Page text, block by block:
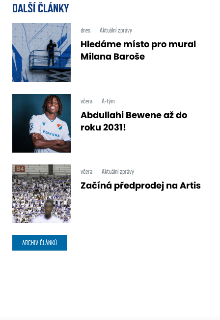
DALŠÍ ČLÁNKY
dnes Aktuální zprávy
Hledáme místo pro mural
Milana Baroše
včera A-tým
Abdullahi Bewene až do
roku 2031!
včera Aktuální zprávy
Začíná předprodej na Artis
ARCHIV ČLÁNKŮ